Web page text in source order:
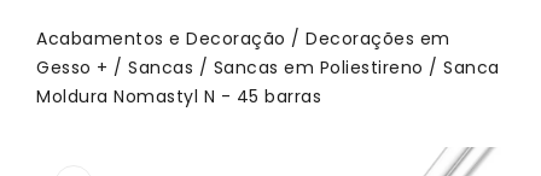
Acabamentos e Decoração / Decorações em
Gesso + / Sancas / Sancas em Poliestireno / Sanca
Moldura Nomastyl N - 45 barras